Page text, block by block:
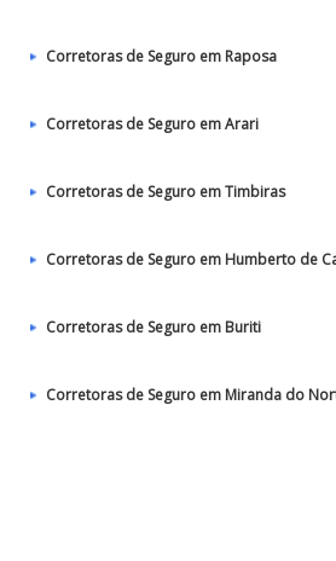
Corretoras de Seguro em Raposa
Corretoras de Seguro em Arari
Corretoras de Seguro em Timbiras
Corretoras de Seguro em Humberto de
Corretoras de Seguro em Buriti
Corretoras de Seguro em Miranda do